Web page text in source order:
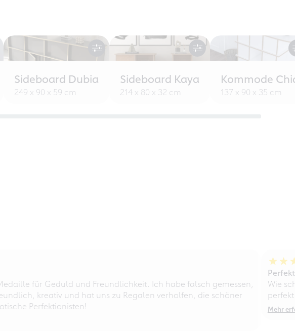
Sideboard Dubia
249 x 90 x 59 cm
Sideboard Kaya
214 x 80 x 32 cm
Kommode
137 x 90 x 35 cm
für Geduld und Freundlichkeit. Ich habe falsch gemessen,
kreativ und hat uns zu Regalen verholfen, die schöner
Perfektionisten!
Wie
Mehr